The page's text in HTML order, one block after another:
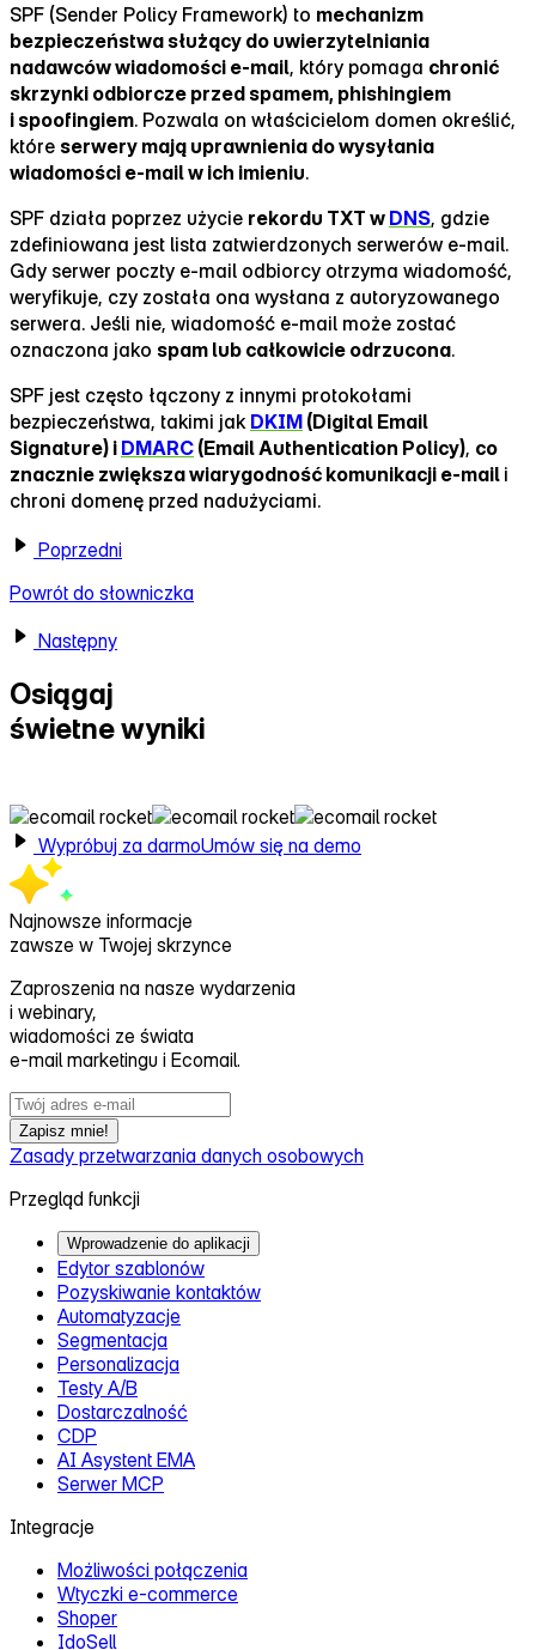
SPF (Sender Policy Framework) to mechanizm
bezpieczeństwa służący do uwierzytelniania
nadawców wiadomości e‑mail, który pomaga chronić
skrzynki odbiorcze przed spamem, phishingiem
i spoofingiem. Pozwala on właścicielom domen określić,
które serwery mają uprawnienia do wysyłania
wiadomości e‑mail w ich imieniu.
SPF działa poprzez użycie rekordu TXT w DNS, gdzie
zdefiniowana jest lista zatwierdzonych serwerów e‑mail.
Gdy serwer poczty e‑mail odbiorcy otrzyma wiadomość,
weryfikuje, czy została ona wysłana z autoryzowanego
serwera. Jeśli nie, wiadomość e‑mail może zostać
oznaczona jako spam lub całkowicie odrzucona.
SPF jest często łączony z innymi protokołami
bezpieczeństwa, takimi jak DKIM (Digital Email
Signature) i DMARC (Email Authentication Policy), co
znacznie zwiększa wiarygodność komunikacji e‑mail i
chroni domenę przed nadużyciami.
Poprzedni
Powrót do słowniczka
Następny
Osiągaj
świetne wyniki
Wypróbuj za darmoUmów się na demo
Najnowsze informacje
zawsze w Twojej skrzynce
Zaproszenia na nasze wydarzenia
i webinary,
wiadomości ze świata
e‑mail marketingu i Ecomail.
Zapisz mnie!
Zasady przetwarzania danych osobowych
Przegląd funkcji
Wprowadzenie do aplikacji
Edytor szablonów
Pozyskiwanie kontaktów
Automatyzacje
Segmentacja
Personalizacja
Testy A/B
Dostarczalność
CDP
AI Asystent EMA
Serwer MCP
Integracje
Możliwości połączenia
Wtyczki e‑commerce
Shoper
IdoSell